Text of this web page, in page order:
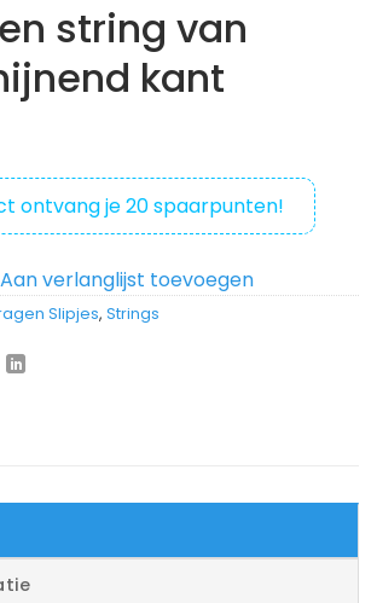
string van
kant
ontvang je20spaarpunten!
Aan verlanglijst toevoegen
Slipjes, Strings